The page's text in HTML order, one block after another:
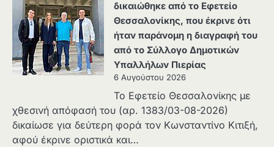
δικαιώθηκε από το Εφετείο
Θεσσαλονίκης, που έκρινε ότι
ήταν παράνομη η διαγραφή του
από το Σύλλογο Δημοτικών
Υπαλλήλων Πιερίας
6 Αυγούστου 2026
Το Εφετείο Θεσσαλονίκης με
χθεσινή απόφασή του (αρ. 1383/03-08-2026)
δικαίωσε για δεύτερη φορά τον Κωνσταντίνο Κιτιξή,
αφού έκρινε οριστικά και…